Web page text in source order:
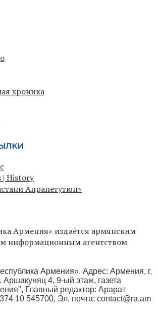
хроника
| History
Анрапетутюн»
Армения» издаётся армянским
информационным агентством
Армения». Адрес: Армения, г.
Аршакуняц 4, 9-ый этаж, газета
Главный редактор: Арарат
10 545700, Эл. почта: contact@ra.am